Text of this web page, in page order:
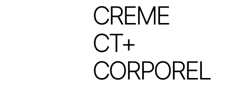
CREME
CT+
CORPOREL